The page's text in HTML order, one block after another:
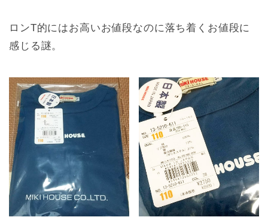
ロンT的にはお高いお値段なのに落ち着くお値段に
感じる謎。